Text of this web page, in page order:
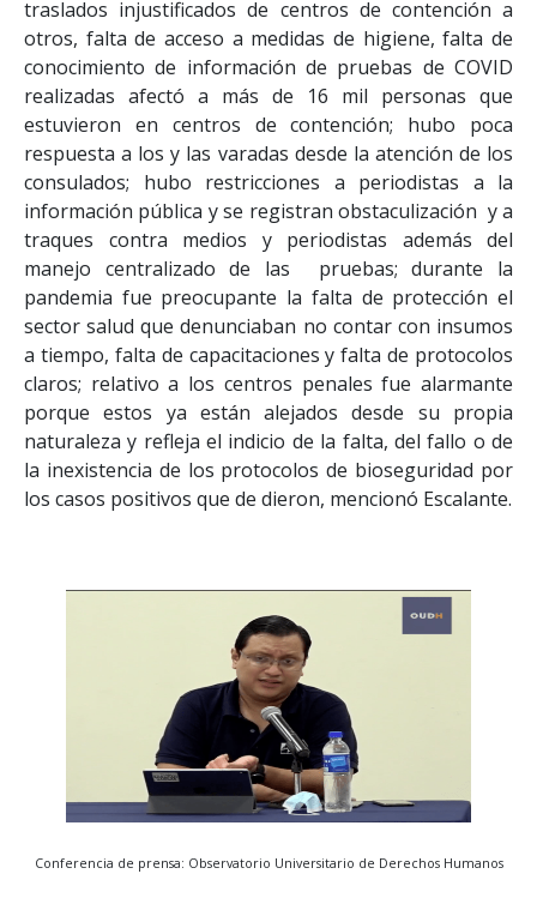
traslados injustificados de centros de contención a
otros, falta de acceso a medidas de higiene, falta de
conocimiento de información de pruebas de COVID
realizadas afectó a más de 16 mil personas que
estuvieron en centros de contención; hubo poca
respuesta a los y las varadas desde la atención de los
consulados; hubo restricciones a periodistas a la
información pública y se registran obstaculización y a
traques contra medios y periodistas además del
manejo centralizado de las pruebas; durante la
pandemia fue preocupante la falta de protección el
sector salud que denunciaban no contar con insumos
a tiempo, falta de capacitaciones y falta de protocolos
claros; relativo a los centros penales fue alarmante
porque estos ya están alejados desde su propia
naturaleza y refleja el indicio de la falta, del fallo o de
la inexistencia de los protocolos de bioseguridad por
los casos positivos que de dieron, mencionó Escalante.
Conferencia de prensa: Observatorio Universitario de Derechos Humanos